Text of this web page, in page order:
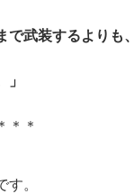
で武装するよりも
＊＊
。